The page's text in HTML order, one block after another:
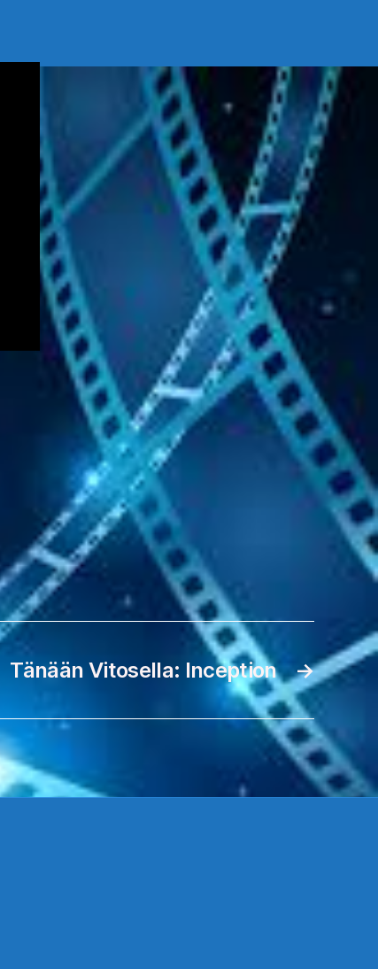
→
Tänään Vitosella: Inception